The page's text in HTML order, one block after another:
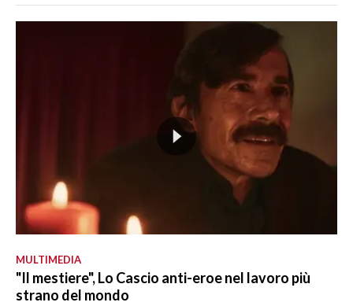
MULTIMEDIA
"Il mestiere", Lo Cascio anti-eroe nel lavoro più
strano del mondo